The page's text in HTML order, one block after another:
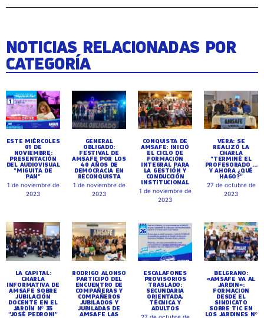
NOTICIAS RELACIONADAS POR
CATEGORÍA
ESTE MIÉRCOLES
01 DE
NOVIEMBRE:
PRESENTACIÓN
DEL AUDIOVISUAL
"MIGUITA DE
PAN"
1 de noviembre de
2023
GENERAL
OBLIGADO:
FESTIVAL DE
AMSAFE POR LOS
40 AÑOS DE
DEMOCRACIA EN
RECONQUISTA
1 de noviembre de
2023
CONQUISTA DE
AMSAFE: INICIÓ
EL CICLO DE
FORMACIÓN
INTEGRAL PARA
LA GESTIÓN Y
CONDUCCIÓN
INSTITUCIONAL
1 de noviembre de
2023
VERA: SE
REALIZÓ LA
CHARLA
"TERMINÉ EL
PROFESORADO ...
Y AHORA ¿QUÉ
HAGO?"
27 de octubre de
2023
LA CAPITAL:
CHARLA
INFORMATIVA DE
AMSAFE SOBRE
JUBILACIÓN
DOCENTE EN EL
JARDÍN Nº 35
"JOSÉ PEDRONI"
RODRIGO ALONSO
PARTICIPÓ DEL
ENCUENTRO DE
COMPAÑERAS Y
COMPAÑEROS
JUBILADOS Y
JUBILADAS DE
AMSAFE LAS
ESCALAFONES
PROVISORIOS
TRASLADO:
SECUNDARIA
ORIENTADA,
TÉCNICA Y
ADULTOS
BELGRANO:
«AMSAFE VA AL
JARDIN»:
FORMACION
DESDE EL
SINDICATO
SOBRE TIC EN
LOS JARDINES Nº